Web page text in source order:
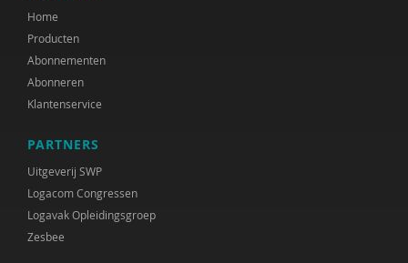
Home
Producten
Abonnementen
Abonneren
Klantenservice
PARTNERS
Uitgeverij SWP
Logacom Congressen
Logavak Opleidingsgroep
Zesbee